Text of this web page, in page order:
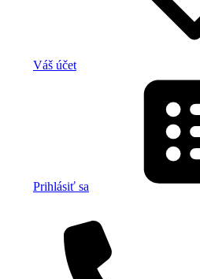
Váš účet
Prihlásiť sa